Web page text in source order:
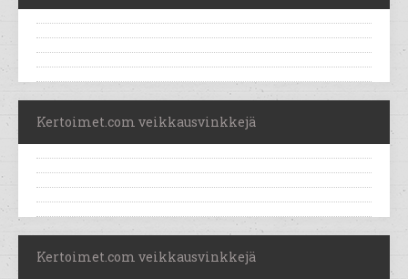
Kertoimet.com veikkausvinkkejä
Kertoimet.com veikkausvinkkejä